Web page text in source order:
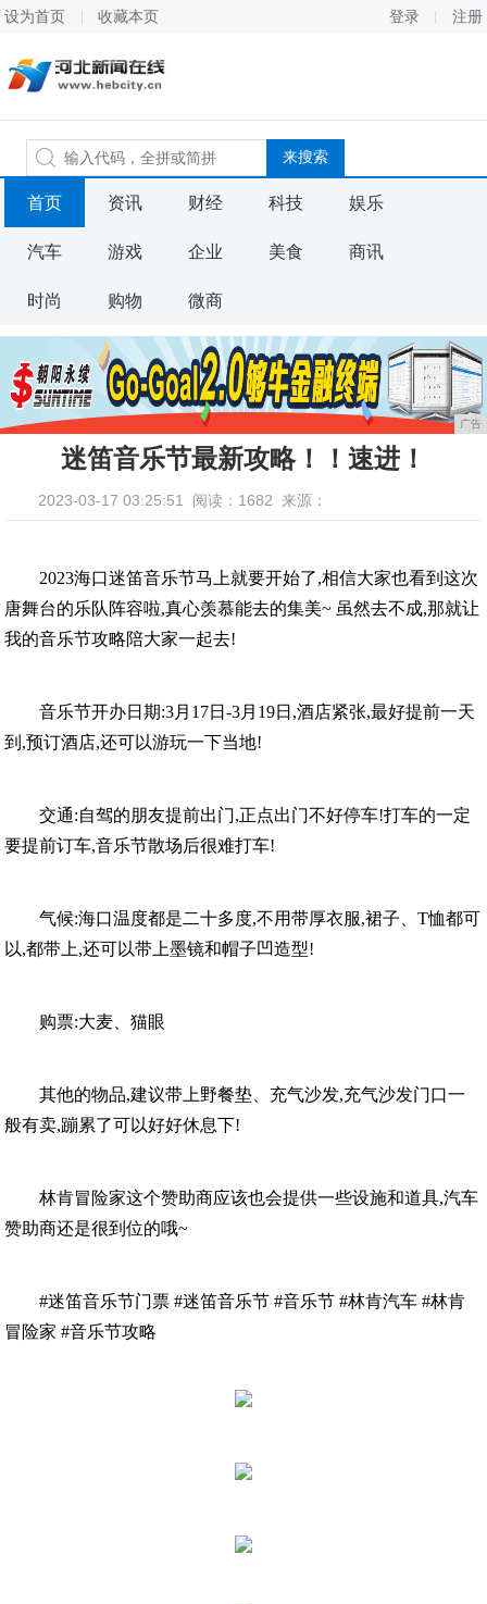
设为首页 收藏本页 登录 注册
首页 资讯 财经 科技 娱乐
汽车 游戏 企业 美食 商讯
时尚 购物 微商
广告
迷笛音乐节最新攻略！！速进！
2023-03-17 03:25:51 阅读：1682 来源：
2023海口迷笛音乐节马上就要开始了,相信大家也看到这次
唐舞台的乐队阵容啦,真心羡慕能去的集美~ 虽然去不成,那就让
我的音乐节攻略陪大家一起去!
音乐节开办日期:3月17日-3月19日,酒店紧张,最好提前一天
到,预订酒店,还可以游玩一下当地!
交通:自驾的朋友提前出门,正点出门不好停车!打车的一定
要提前订车,音乐节散场后很难打车!
气候:海口温度都是二十多度,不用带厚衣服,裙子、T恤都可
以,都带上,还可以带上墨镜和帽子凹造型!
购票:大麦、猫眼
其他的物品,建议带上野餐垫、充气沙发,充气沙发门口一
般有卖,蹦累了可以好好休息下!
林肯冒险家这个赞助商应该也会提供一些设施和道具,汽车
赞助商还是很到位的哦~
#迷笛音乐节门票 #迷笛音乐节 #音乐节 #林肯汽车 #林肯
冒险家 #音乐节攻略